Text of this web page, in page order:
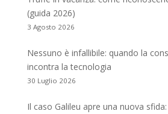
(guida 2026)
3 Agosto 2026
Nessuno è infallibile: quando la
incontra la tecnologia
30 Luglio 2026
Il caso Galileu apre una nuova